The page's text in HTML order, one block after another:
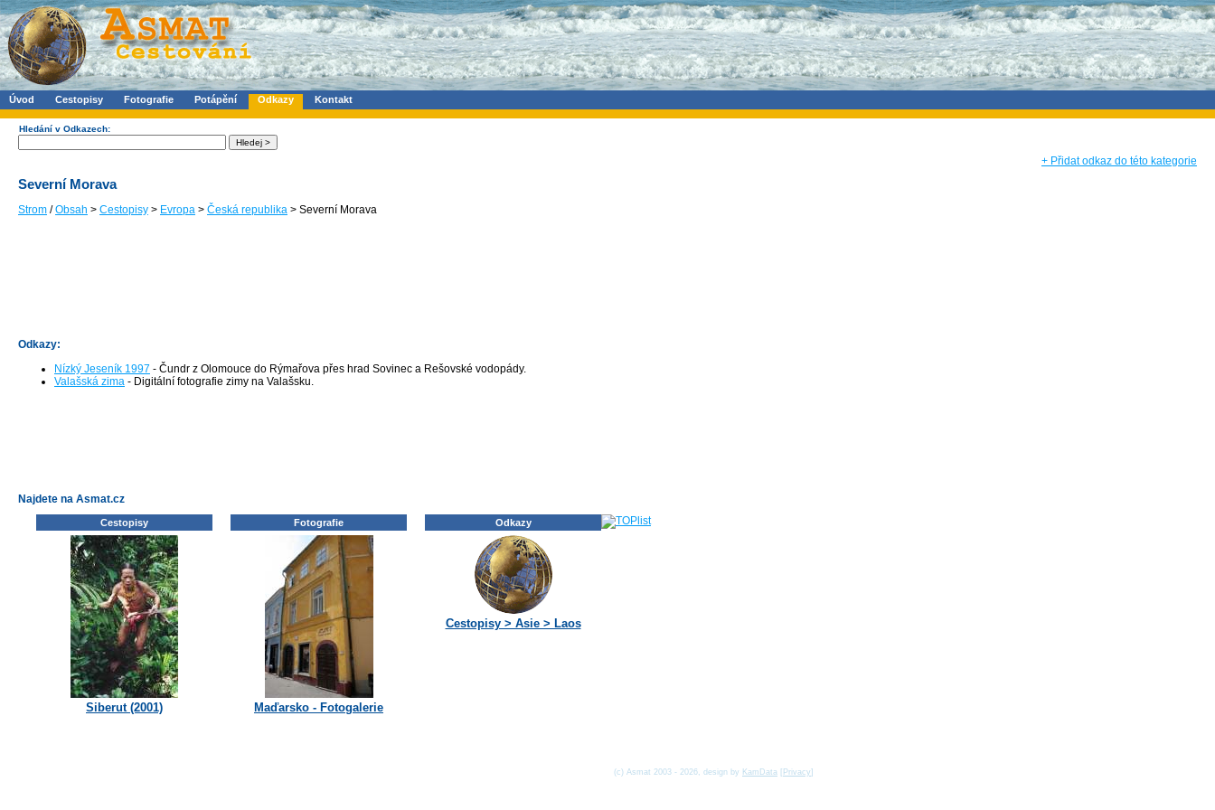
Úvod Cestopisy Fotografie Potápění Odkazy Kontakt
Hledání v Odkazech:
+ Přidat odkaz do této kategorie
Severní Morava
Strom /Obsah > Cestopisy > Evropa > Česká republika > Severní Morava
Odkazy:
Nízký Jeseník 1997 - Čundr z Olomouce do Rýmařova přes hrad Sovinec a Rešovské vodopády.
Valašská zima - Digitální fotografie zimy na Valašsku.
Najdete na Asmat.cz
Cestopisy
Siberut (2001)
Fotografie
Maďarsko - Fotogalerie
Odkazy
Cestopisy > Asie > Laos
(c) Asmat 2003 - 2026, design by KamData Privacy]